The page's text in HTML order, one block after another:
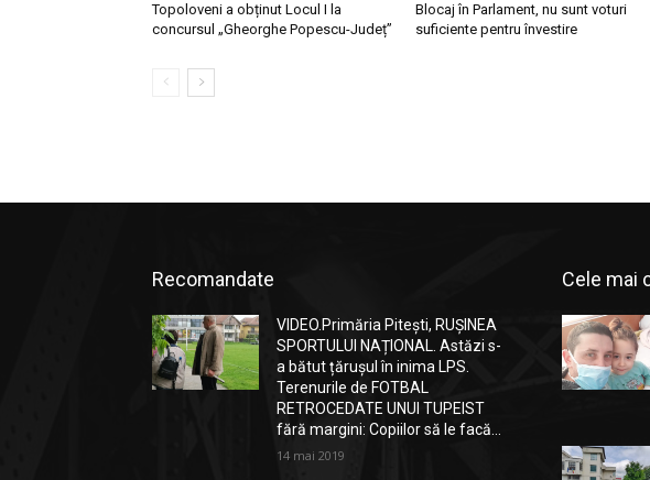
Topoloveni a obținut Locul I la
concursul „Gheorghe Popescu-Județ”
Blocaj în Parlament, nu sunt voturi
suficiente pentru învestire
Recomandate
VIDEO.Primăria Pitești, RUȘINEA
SPORTULUI NAȚIONAL. Astăzi s-
a bătut țărușul în inima LPS.
Terenurile de FOTBAL
RETROCEDATE UNUI TUPEIST
fără margini: Copiilor să le facă...
14 mai 2019
Cele mai